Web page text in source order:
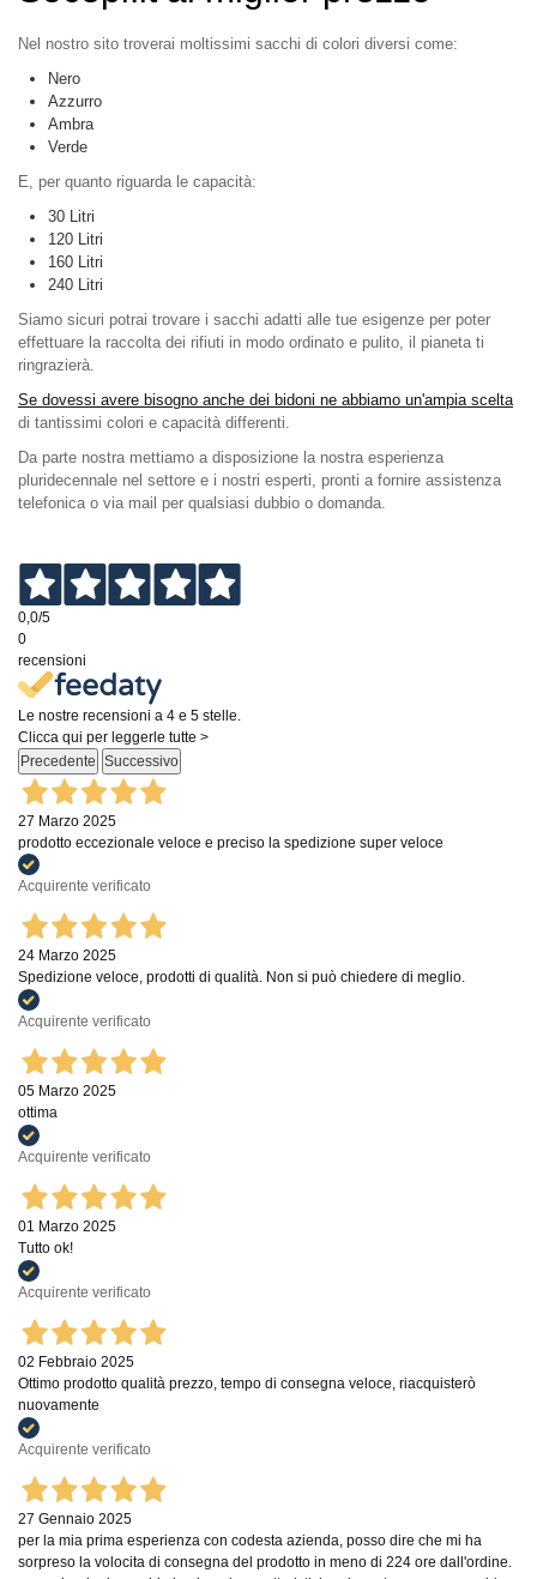
Nel nostro sito troverai moltissimi sacchi di colori diversi come:
Nero
Azzurro
Ambra
Verde
E, per quanto riguarda le capacità:
30 Litri
120 Litri
160 Litri
240 Litri
Siamo sicuri potrai trovare i sacchi adatti alle tue esigenze per poter
effettuare la raccolta dei rifiuti in modo ordinato e pulito, il pianeta ti
ringrazierà.
Se dovessi avere bisogno anche dei bidoni ne abbiamo un'ampia scelta
di tantissimi colori e capacità differenti.
Da parte nostra mettiamo a disposizione la nostra esperienza
pluridecennale nel settore e i nostri esperti, pronti a fornire assistenza
telefonica o via mail per qualsiasi dubbio o domanda.
0,0/5
0
recensioni
Le nostre recensioni a 4 e 5 stelle.
Clicca qui per leggerle tutte >
Precedente Successivo
27 Marzo 2025
prodotto eccezionale veloce e preciso la spedizione super veloce
Acquirente verificato
24 Marzo 2025
Spedizione veloce, prodotti di qualità. Non si può chiedere di meglio.
Acquirente verificato
05 Marzo 2025
ottima
Acquirente verificato
01 Marzo 2025
Tutto ok!
Acquirente verificato
02 Febbraio 2025
Ottimo prodotto qualità prezzo, tempo di consegna veloce, riacquisterò
nuovamente
Acquirente verificato
27 Gennaio 2025
per la mia prima esperienza con codesta azienda, posso dire che mi ha
sorpreso la volocita di consegna del prodotto in meno di 224 ore dall'ordine.